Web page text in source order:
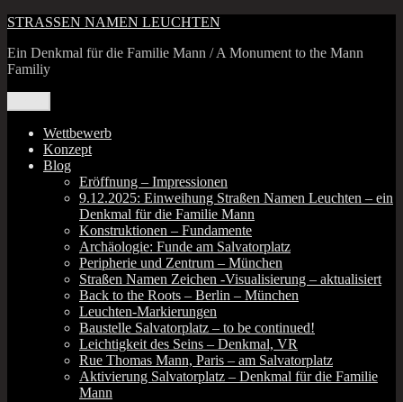
Zum
springen
STRASSEN NAMEN LEUCHTEN
Ein Denkmal für die Familie Mann / A Monument to the Mann
Familiy
Wettbewerb
Konzept
Blog
Eröffnung – Impressionen
9.12.2025: Einweihung Straßen Namen Leuchten – ein
Denkmal für die Familie Mann
Konstruktionen – Fundamente
Archäologie: Funde am Salvatorplatz
Peripherie und Zentrum – München
Straßen Namen Zeichen ‑Visualisierung – aktualisiert
Back to the Roots – Berlin – München
Leuchten-Markierungen
Baustelle Salvatorplatz – to be continued!
Leichtigkeit des Seins – Denkmal, VR
Rue Thomas Mann, Paris – am Salvatorplatz
Aktivierung Salvatorplatz – Denkmal für die Familie
Mann